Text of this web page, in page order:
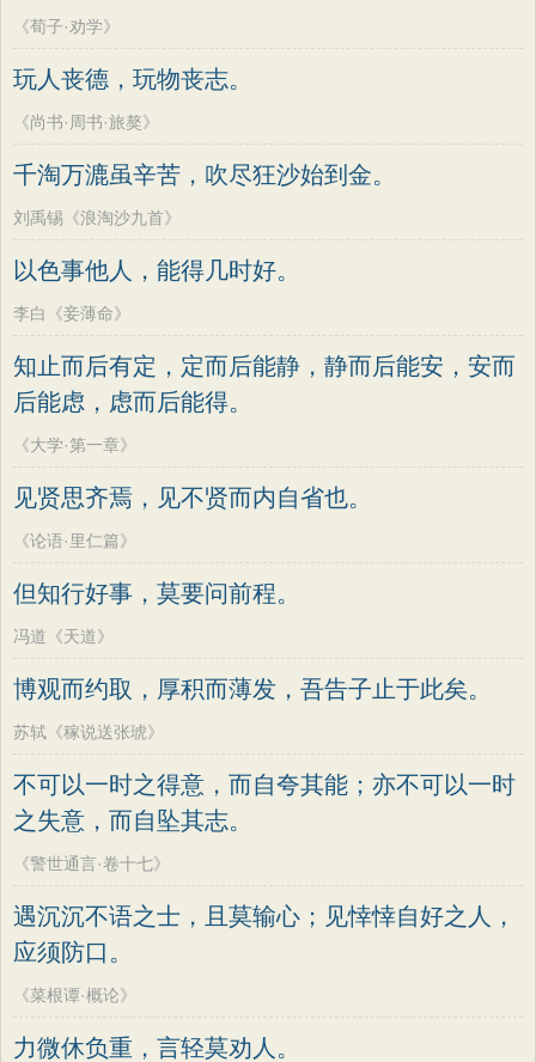
《荀子·劝学》
玩人丧德，玩物丧志。
《尚书·周书·旅獒》
千淘万漉虽辛苦，吹尽狂沙始到金。
刘禹锡《浪淘沙九首》
以色事他人，能得几时好。
李白《妾薄命》
知止而后有定，定而后能静，静而后能安，安而
后能虑，虑而后能得。
《大学·第一章》
见贤思齐焉，见不贤而内自省也。
《论语·里仁篇》
但知行好事，莫要问前程。
冯道《天道》
博观而约取，厚积而薄发，吾告子止于此矣。
苏轼《稼说送张琥》
不可以一时之得意，而自夸其能；亦不可以一时
之失意，而自坠其志。
《警世通言·卷十七》
遇沉沉不语之士，且莫输心；见悻悻自好之人，
应须防口。
《菜根谭·概论》
力微休负重，言轻莫劝人。